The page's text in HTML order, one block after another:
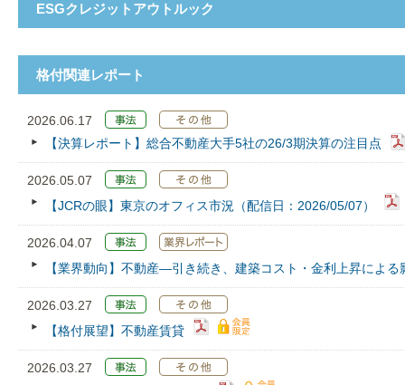
ESGクレジットアウトルック
格付関連レポート
2026.06.17
【決算レポート】総合不動産大手5社の26/3期決算の注目点
2026.05.07
【JCRの眼】東京のオフィス市況（配信日：2026/05/07）
2026.04.07
【業界動向】不動産―引き続き、建築コスト・金利上昇によ
2026.03.27
【格付展望】不動産賃貸
2026.03.27